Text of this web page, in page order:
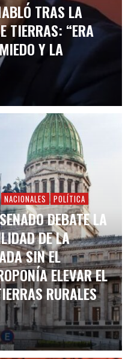
TRAS LA
TIERRAS: “ERA
Y LA
NACIONALES POLÍTICA
DEBATE LA
DE LA
SIN EL
ELEVAR EL
RURALES